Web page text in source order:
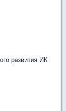
развития ИК